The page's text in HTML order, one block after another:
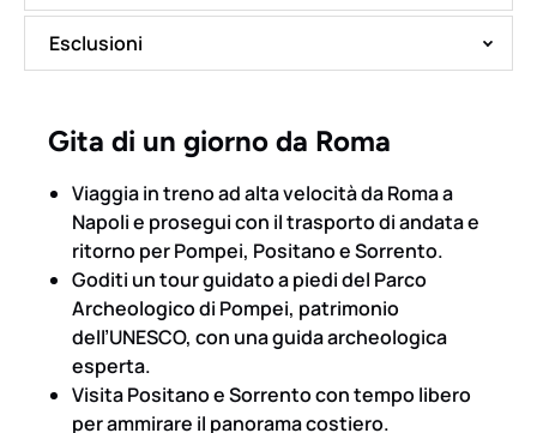
Esclusioni
Gita di un giorno da Roma
Viaggia in treno ad alta velocità da Roma a
Napoli e prosegui con il trasporto di andata e
ritorno per Pompei, Positano e Sorrento.
Goditi un tour guidato a piedi del Parco
Archeologico di Pompei, patrimonio
dell’UNESCO, con una guida archeologica
esperta.
Visita Positano e Sorrento con tempo libero
per ammirare il panorama costiero.